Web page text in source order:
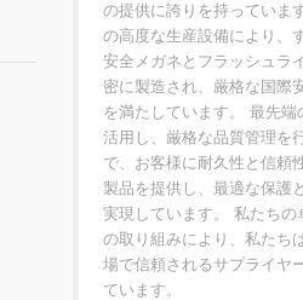
の提供に誇りを持っていま
の高度な生産設備により、
安全メガネとフラッシュラ
密に製造され、厳格な国際
を満たしています。 最先端
活用し、厳格な品質管理を
で、お客様に耐久性と信頼
製品を提供し、最適な保護
実現しています。 私たちの
の取り組みにより、私たち
場で信頼されるサプライヤ
ています。